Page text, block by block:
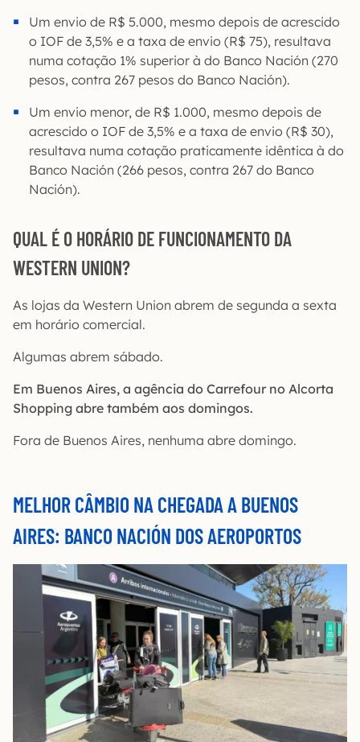
Um envio de R$ 5.000, mesmo depois de acrescido
o IOF de 3,5% e a taxa de envio (R$ 75), resultava
numa cotação 1% superior à do Banco Nación (270
pesos, contra 267 pesos do Banco Nación).
Um envio menor, de R$ 1.000, mesmo depois de
acrescido o IOF de 3,5% e a taxa de envio (R$ 30),
resultava numa cotação praticamente idêntica à do
Banco Nación (266 pesos, contra 267 do Banco
Nación).
QUAL É O HORÁRIO DE FUNCIONAMENTO DA
WESTERN UNION?
As lojas da Western Union abrem de segunda a sexta
em horário comercial.
Algumas abrem sábado.
Em Buenos Aires, a agência do Carrefour no Alcorta
Shopping abre também aos domingos.
Fora de Buenos Aires, nenhuma abre domingo.
MELHOR CÂMBIO NA CHEGADA A BUENOS
AIRES: BANCO NACIÓN DOS AEROPORTOS